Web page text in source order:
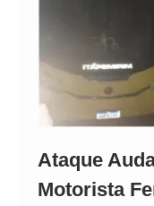
Ataque
Motorista